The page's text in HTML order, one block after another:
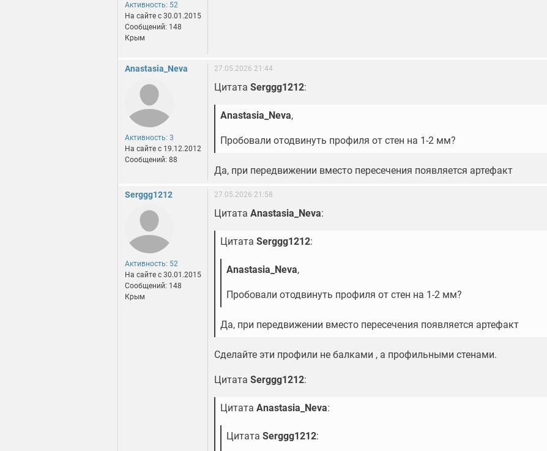
Активность: 52
На сайте c 30.01.2015
Сообщений: 148
Крым
Anastasia_Neva
Активность: 3
На сайте c 19.12.2012
Сообщений: 88
27.05.2026 21:44
Цитата Serggg1212:
Anastasia_Neva,
Пробовали отодвинуть профиля от стен на 1-2 мм?
Да, при передвижении вместо пересечения появляется артефакт
Serggg1212
Активность: 52
На сайте c 30.01.2015
Сообщений: 148
Крым
27.05.2026 21:58
Цитата Anastasia_Neva:
Цитата Serggg1212:
Anastasia_Neva,
Пробовали отодвинуть профиля от стен на 1-2 мм?
Да, при передвижении вместо пересечения появляется артефакт
Сделайте эти профили не балками , а профильными стенами.
Цитата Serggg1212:
Цитата Anastasia_Neva:
Цитата Serggg1212: